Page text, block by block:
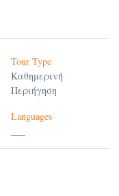
Tour Type
Καθημερινή
Περιήγηση
Languages